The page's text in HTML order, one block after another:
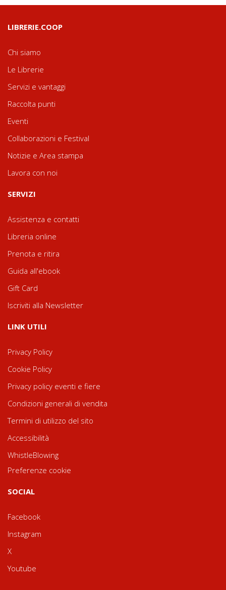
LIBRERIE.COOP
Chi siamo
Le Librerie
Servizi e vantaggi
Raccolta punti
Eventi
Collaborazioni e Festival
Notizie e Area stampa
Lavora con noi
SERVIZI
Assistenza e contatti
Libreria online
Prenota e ritira
Guida all'ebook
Gift Card
Iscriviti alla Newsletter
LINK UTILI
Privacy Policy
Cookie Policy
Privacy policy eventi e fiere
Condizioni generali di vendita
Termini di utilizzo del sito
Accessibilità
WhistleBlowing
Preferenze cookie
SOCIAL
Facebook
Instagram
X
Youtube